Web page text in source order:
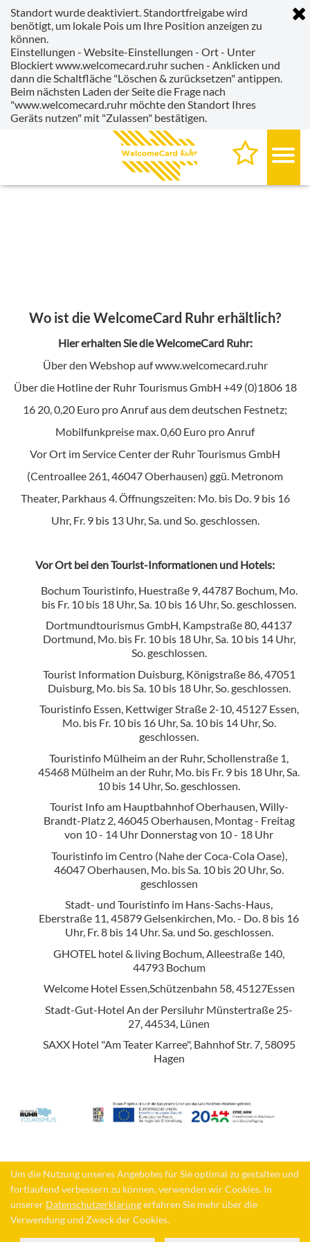
Standort wurde deaktiviert. Standortfreigabe wird
benötigt, um lokale Pois um Ihre Position anzeigen zu
können.
Einstellungen - Website-Einstellungen - Ort - Unter
Blockiert www.welcomecard.ruhr suchen - Anklicken und
dann die Schaltfläche "Löschen & zurücksetzen" antippen.
Beim nächsten Laden der Seite die Frage nach
"www.welcomecard.ruhr möchte den Standort Ihres
Geräts nutzen" mit "Zulassen" bestätigen.
Wo ist die WelcomeCard Ruhr erhältlich?
Hier erhalten Sie die WelcomeCard Ruhr:
Über den Webshop auf www.welcomecard.ruhr
Über die Hotline der Ruhr Tourismus GmbH +49 (0)1806 18
16 20, 0,20 Euro pro Anruf aus dem deutschen Festnetz;
Mobilfunkpreise max. 0,60 Euro pro Anruf
Vor Ort im Service Center der Ruhr Tourismus GmbH
(Centroallee 261, 46047 Oberhausen) ggü. Metronom
Theater, Parkhaus 4. Öffnungszeiten: Mo. bis Do. 9 bis 16
Uhr, Fr. 9 bis 13 Uhr, Sa. und So. geschlossen.
Vor Ort bei den Tourist-Informationen und Hotels:
Bochum Touristinfo, Huestraße 9, 44787 Bochum, Mo.
bis Fr. 10 bis 18 Uhr, Sa. 10 bis 16 Uhr, So. geschlossen.
Dortmundtourismus GmbH, Kampstraße 80, 44137
Dortmund, Mo. bis Fr. 10 bis 18 Uhr, Sa. 10 bis 14 Uhr,
So. geschlossen.
Tourist Information Duisburg, Königstraße 86, 47051
Duisburg, Mo. bis Sa. 10 bis 18 Uhr, So. geschlossen.
Touristinfo Essen, Kettwiger Straße 2-10, 45127 Essen,
Mo. bis Fr. 10 bis 16 Uhr, Sa. 10 bis 14 Uhr, So.
geschlossen.
Touristinfo Mülheim an der Ruhr, Schollenstraße 1,
45468 Mülheim an der Ruhr, Mo. bis Fr. 9 bis 18 Uhr, Sa.
10 bis 14 Uhr, So. geschlossen.
Tourist Info am Hauptbahnhof Oberhausen, Willy-
Brandt-Platz 2, 46045 Oberhausen, Montag - Freitag
von 10 - 14 Uhr Donnerstag von 10 - 18 Uhr
Touristinfo im Centro (Nahe der Coca-Cola Oase),
46047 Oberhausen, Mo. bis Sa. 10 bis 20 Uhr, So.
geschlossen
Stadt- und Touristinfo im Hans-Sachs-Haus,
Eberstraße 11, 45879 Gelsenkirchen, Mo. - Do. 8 bis 16
Uhr, Fr. 8 bis 14 Uhr. Sa. und So. geschlossen.
GHOTEL hotel & living Bochum, Alleestraße 140,
44793 Bochum
Welcome Hotel Essen,Schützenbahn 58, 45127Essen
Stadt-Gut-Hotel An der Persiluhr Münstertraße 25-
27, 44534, Lünen
SAXX Hotel "Am Teater Karree", Bahnhof Str. 7, 58095
Hagen
Impressum | Datenschutzerklärung
Um die Nutzung unseres Angebotes für Sie optimal zu gestalten und
fortlaufend verbessern zu können, verwenden wir Cookies. In
unserer Datenschutzerklärungerfahren Sie mehr über die
Verwendung und Zweck der Cookies.
Um die Nutzung unseres Angebotes für Sie optimal zu gestalten und
fortlaufend verbessern zu können, verwenden wir Cookies. In
unserer Datenschutzerklärungerfahren Sie mehr über die
Verwendung und Zweck der Cookies.